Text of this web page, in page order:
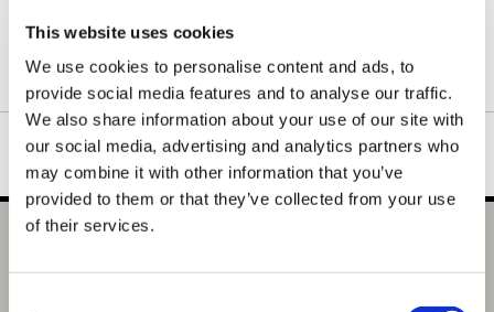
This website uses cookies
We use cookies to personalise content and ads, to
provide social media features and to analyse our traffic.
We also share information about your use of our site with
our social media, advertising and analytics partners who
may combine it with other information that you’ve
provided to them or that they’ve collected from your use
of their services.
「STREET FIGHTER V」の文字とアートをデザインした、年中使
える細身＆薄手の万能ジップアップパーカーです。
プ） グレー Mサイズ